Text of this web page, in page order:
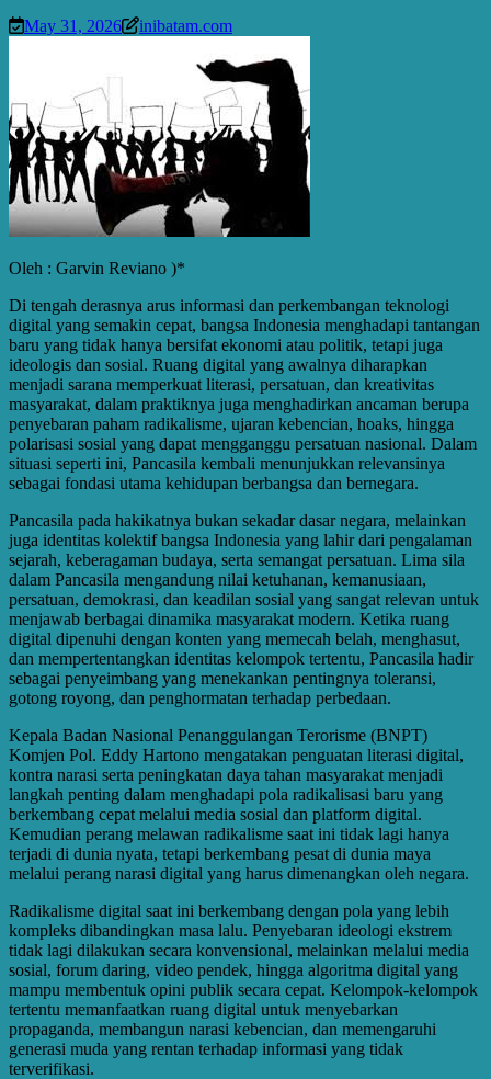
May 31, 2026 inibatam.com
Oleh : Garvin Reviano )*
Di tengah derasnya arus informasi dan perkembangan teknologi
digital yang semakin cepat, bangsa Indonesia menghadapi tantangan
baru yang tidak hanya bersifat ekonomi atau politik, tetapi juga
ideologis dan sosial. Ruang digital yang awalnya diharapkan
menjadi sarana memperkuat literasi, persatuan, dan kreativitas
masyarakat, dalam praktiknya juga menghadirkan ancaman berupa
penyebaran paham radikalisme, ujaran kebencian, hoaks, hingga
polarisasi sosial yang dapat mengganggu persatuan nasional. Dalam
situasi seperti ini, Pancasila kembali menunjukkan relevansinya
sebagai fondasi utama kehidupan berbangsa dan bernegara.
Pancasila pada hakikatnya bukan sekadar dasar negara, melainkan
juga identitas kolektif bangsa Indonesia yang lahir dari pengalaman
sejarah, keberagaman budaya, serta semangat persatuan. Lima sila
dalam Pancasila mengandung nilai ketuhanan, kemanusiaan,
persatuan, demokrasi, dan keadilan sosial yang sangat relevan untuk
menjawab berbagai dinamika masyarakat modern. Ketika ruang
digital dipenuhi dengan konten yang memecah belah, menghasut,
dan mempertentangkan identitas kelompok tertentu, Pancasila hadir
sebagai penyeimbang yang menekankan pentingnya toleransi,
gotong royong, dan penghormatan terhadap perbedaan.
Kepala Badan Nasional Penanggulangan Terorisme (BNPT)
Komjen Pol. Eddy Hartono mengatakan penguatan literasi digital,
kontra narasi serta peningkatan daya tahan masyarakat menjadi
langkah penting dalam menghadapi pola radikalisasi baru yang
berkembang cepat melalui media sosial dan platform digital.
Kemudian perang melawan radikalisme saat ini tidak lagi hanya
terjadi di dunia nyata, tetapi berkembang pesat di dunia maya
melalui perang narasi digital yang harus dimenangkan oleh negara.
Radikalisme digital saat ini berkembang dengan pola yang lebih
kompleks dibandingkan masa lalu. Penyebaran ideologi ekstrem
tidak lagi dilakukan secara konvensional, melainkan melalui media
sosial, forum daring, video pendek, hingga algoritma digital yang
mampu membentuk opini publik secara cepat. Kelompok-kelompok
tertentu memanfaatkan ruang digital untuk menyebarkan
propaganda, membangun narasi kebencian, dan memengaruhi
generasi muda yang rentan terhadap informasi yang tidak
terverifikasi.